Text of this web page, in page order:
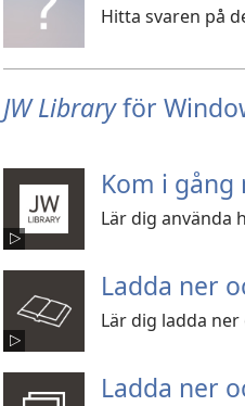
Hitta svaren på
JW Libraryför
Kom i gång
Lär dig använda
Ladda ner
Lär dig ladda
Ladda ner